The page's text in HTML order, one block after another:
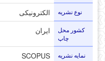
نوع نشریه الکترونیکی
کشور محل
چاپ
ایران
نمایه نشریه SCOPUS